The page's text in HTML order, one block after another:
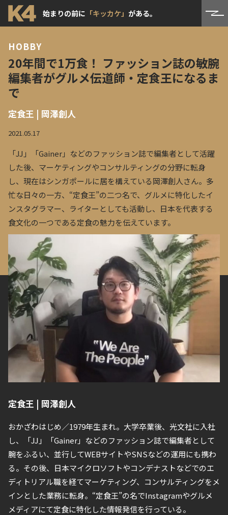
始まりの前に 「キッカケ」 がある。
HOBBY
20年間で1万食！ ファッション誌の敏腕
編集者がグルメ伝道師・定食王になるま
で
定食王 | 岡澤創人
2021.05.17
「JJ」「Gainer」などのファッション誌で編集者として活躍
した後、マーケティングやコンサルティングの分野に転身
し、現在はシンガポールに居を構えている岡澤創人さん。多
忙な日々の一方、“定食王”の二つ名で、グルメに特化したイ
ンスタグラマー、ライターとしても活動し、日本を代表する
食文化の一つである定食の魅力を伝えています。
定食王 | 岡澤創人
おかざわはじめ／1979年生まれ。大学卒業後、光文社に入社
し、「JJ」「Gainer」などのファッション誌で編集者として
腕をふるい、並行してWEBサイトやSNSなどの運用にも携わ
る。その後、日本マイクロソフトやコンデナストなどでのエ
ディトリアル職を経てマーケティング、コンサルティングをメ
インとした業務に転身。“定食王”の名でInstagramやグルメ
メディアにて定食に特化した情報発信を行っている。